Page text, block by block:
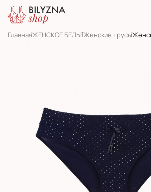
ГлавнаяЖЕНСКОЕ БЕЛЬЕЖенскиe трусы